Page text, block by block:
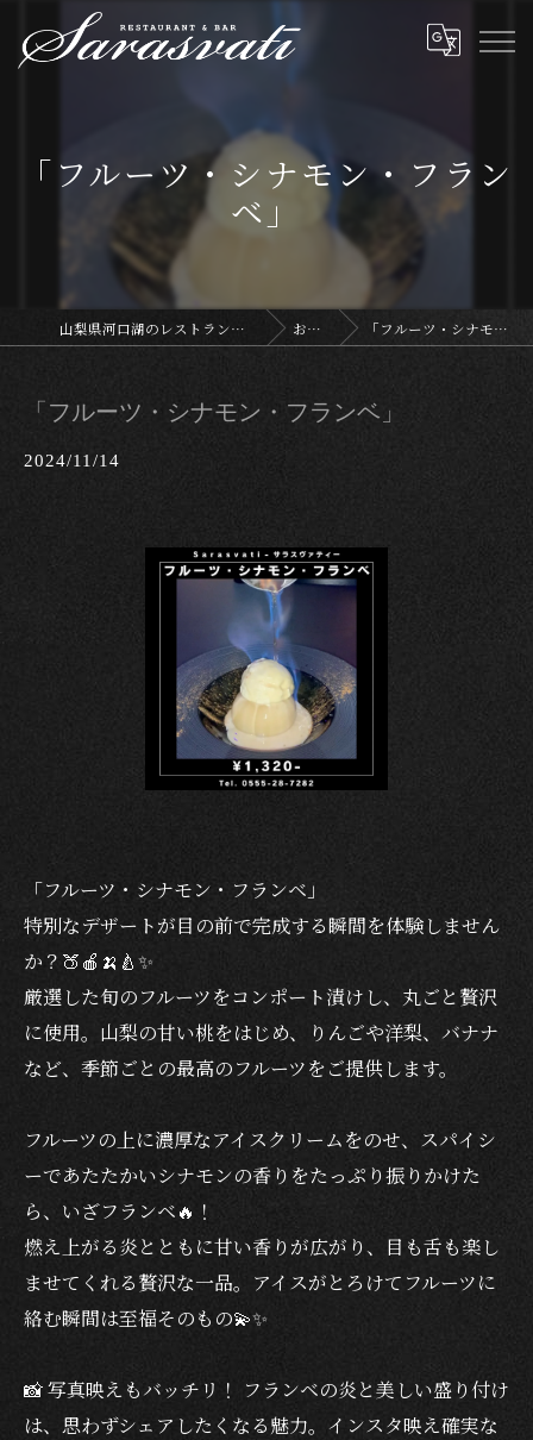
「フルーツ・シナモン・フラン
ベ」
山梨県河口湖のレストランならサラスヴァティー お知らせ 「フルーツ・シナモン・フランベ」
「フルーツ・シナモン・フランベ」
2024/11/14
「フルーツ・シナモン・フランベ」
特別なデザートが目の前で完成する瞬間を体験しません
か？🍑🍎🍌🍐✨
厳選した旬のフルーツをコンポート漬けし、丸ごと贅沢
に使用。山梨の甘い桃をはじめ、りんごや洋梨、バナナ
など、季節ごとの最高のフルーツをご提供します。
フルーツの上に濃厚なアイスクリームをのせ、スパイシ
ーであたたかいシナモンの香りをたっぷり振りかけた
ら、いざフランベ🔥！
燃え上がる炎とともに甘い香りが広がり、目も舌も楽し
ませてくれる贅沢な一品。アイスがとろけてフルーツに
絡む瞬間は至福そのもの💫✨
📸 写真映えもバッチリ！ フランベの炎と美しい盛り付け
は、思わずシェアしたくなる魅力。インスタ映え確実な